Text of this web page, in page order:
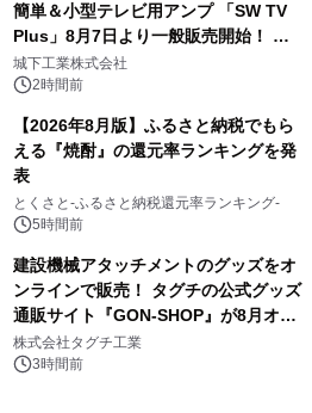
簡単＆小型テレビ用アンプ 「SW TV
Plus」8月7日より一般販売開始！ ケ
ーブル1本つなぐだけ、テレビの音が
ぐっと豊かに
城下工業株式会社
2時間前
【2026年8月版】ふるさと納税でもら
える『焼酎』の還元率ランキングを発
表
とくさと-ふるさと納税還元率ランキング-
5時間前
建設機械アタッチメントのグッズをオ
ンラインで販売！ タグチの公式グッズ
通販サイト『GON-SHOP』が8月オー
プン
株式会社タグチ工業
3時間前